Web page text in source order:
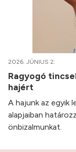
2026. JÚNIUS 2.
Ragyogó
hajért
A hajunk az egyik
alapjaiban
önbizalmunkat.